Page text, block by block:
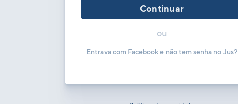
Continuar
ou
Entrava com Facebook e não tem senha no Jus?